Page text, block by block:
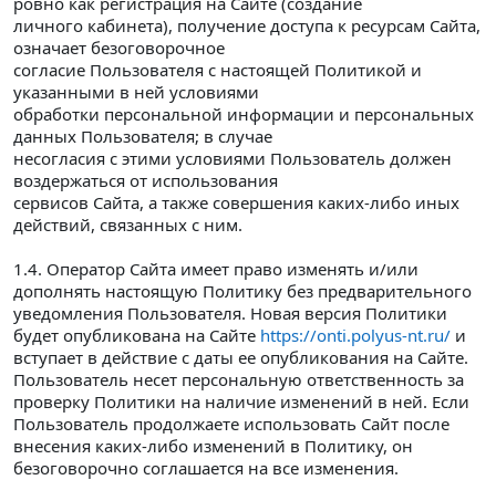
личного кабинета), получение доступа к ресурсам Сайта,
означает безоговорочное
согласие Пользователя с настоящей Политикой и
указанными в ней условиями
обработки персональной информации и персональных
данных Пользователя; в случае
несогласия с этими условиями Пользователь должен
воздержаться от использования
сервисов Сайта, а также совершения каких-либо иных
действий, связанных с ним.
1.4. Оператор Сайта имеет право изменять и/или
дополнять настоящую Политику без предварительного
уведомления Пользователя. Новая версия Политики
будет опубликована на Сайте https://onti.polyus-nt.ru/ и
вступает в действие с даты ее опубликования на Сайте.
Пользователь несет персональную ответственность за
проверку Политики на наличие изменений в ней. Если
Пользователь продолжаете использовать Сайт после
внесения каких-либо изменений в Политику, он
безоговорочно соглашается на все изменения.